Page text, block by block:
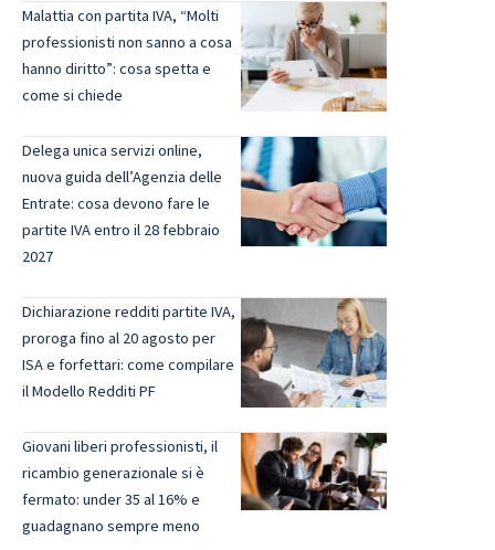
Malattia con partita IVA, “Molti
professionisti non sanno a cosa
hanno diritto”: cosa spetta e
come si chiede
Delega unica servizi online,
nuova guida dell’Agenzia delle
Entrate: cosa devono fare le
partite IVA entro il 28 febbraio
2027
Dichiarazione redditi partite IVA,
proroga fino al 20 agosto per
ISA e forfettari: come compilare
il Modello Redditi PF
Giovani liberi professionisti, il
ricambio generazionale si è
fermato: under 35 al 16% e
guadagnano sempre meno